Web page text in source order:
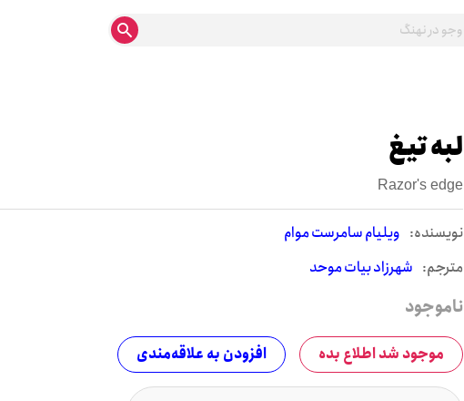
لبه تیغ
Razor's edge
نويسنده: ویلیام سامرست موام
مترجم: شهرزاد بیات موحد
ناموجود
موجود شد اطلاع بده افزودن به علاقه‌مندی